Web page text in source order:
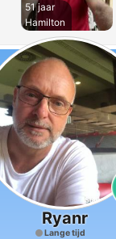
51 jaar
Hamilton
Ryanr
Lange tijd